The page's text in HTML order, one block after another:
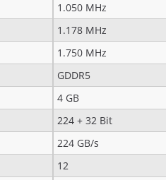
1.050 MHz
1.178 MHz
1.750 MHz
GDDR5
4 GB
224 + 32 Bit
224 GB/s
12